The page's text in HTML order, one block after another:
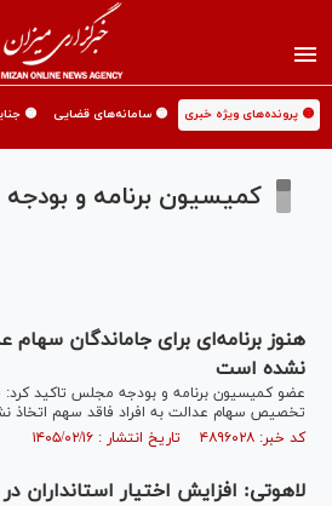
🟡 پرونده‌های ویژه خبری 🟡 سامانه‌های قضایی 🟡
کمیسیون برنامه و بودجه
هنوز برنامه‌ای برای جاماندگان سهام
نشده است
عضو کمیسیون برنامه و بودجه مجلس تاکید کرد:
تخصیص سهام عدالت به افراد فاقد سهم اتخاذ
کد خبر: ۴۸۹۶۰۲۸ تاریخ انتشار : ۱۴۰۵/۰۲/۱۶
لاهوتی: افزایش اختیار استانداران